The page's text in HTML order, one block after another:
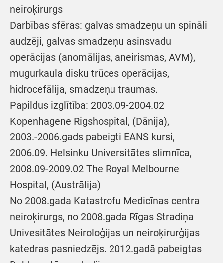
neiroķirurgs
Darbības sfēras: galvas smadzeņu un spināli
audzēji, galvas smadzeņu asinsvadu
operācijas (anomālijas, aneirismas, AVM),
mugurkaula disku trūces operācijas,
hidrocefālija, smadzeņu traumas.
Papildus izglītība: 2003.09-2004.02
Kopenhagene Rigshospital, (Dānija),
2003.-2006.gads pabeigti EANS kursi,
2006.09. Helsinku Universitātes slimnīca,
2008.09-2009.02 The Royal Melbourne
Hospital, (Austrālija)
No 2008.gada Katastrofu Medicīnas centra
neiroķirurgs, no 2008.gada Rīgas Stradiņa
Univesitātes Neiroloģijas un neiroķirurģijas
katedras pasniedzējs. 2012.gadā pabeigtas